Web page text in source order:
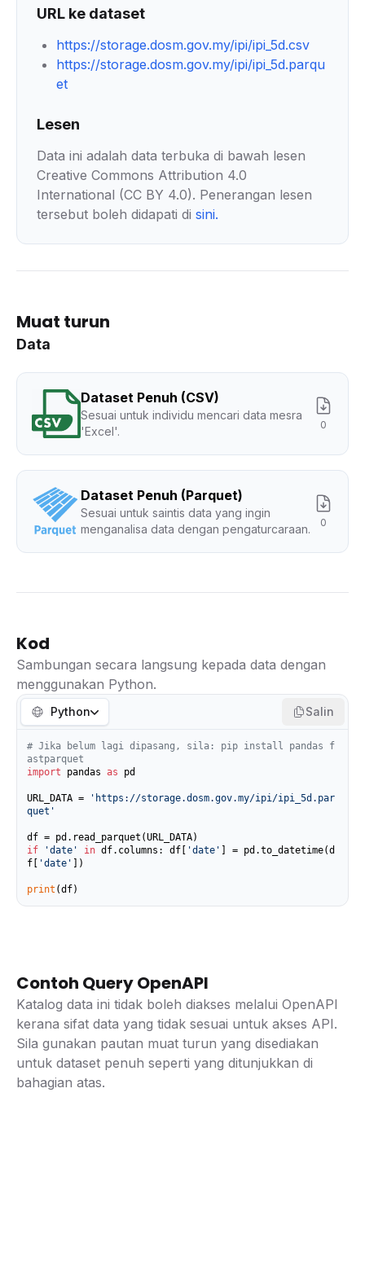
URL ke dataset
https://storage.dosm.gov.my/ipi/ipi_5d.csv
https://storage.dosm.gov.my/ipi/ipi_5d.parqu
et
Lesen
Data ini adalah data terbuka di bawah lesen
Creative Commons Attribution 4.0
International (CC BY 4.0). Penerangan lesen
tersebut boleh didapati di sini.
Muat turun
Data
Dataset Penuh (CSV)
Sesuai untuk individu mencari data mesra
'Excel'.
0
Dataset Penuh (Parquet)
Sesuai untuk saintis data yang ingin
menganalisa data dengan pengaturcaraan.
0
Kod
Sambungan secara langsung kepada data dengan
menggunakan Python.
Python Salin
# Jika belum lagi dipasang, sila: pip install pandas f
astparquet
import pandas as pd
URL_DATA =
'https://storage.dosm.gov.my/ipi/ipi_5d.par
quet'
if
'date' in df.columns: df[ 'date'
] = pd.to_datetime(d
f[
'date' ])
print (df)
Contoh Query OpenAPI
Katalog data ini tidak boleh diakses melalui OpenAPI
kerana sifat data yang tidak sesuai untuk akses API.
Sila gunakan pautan muat turun yang disediakan
untuk dataset penuh seperti yang ditunjukkan di
bahagian atas.